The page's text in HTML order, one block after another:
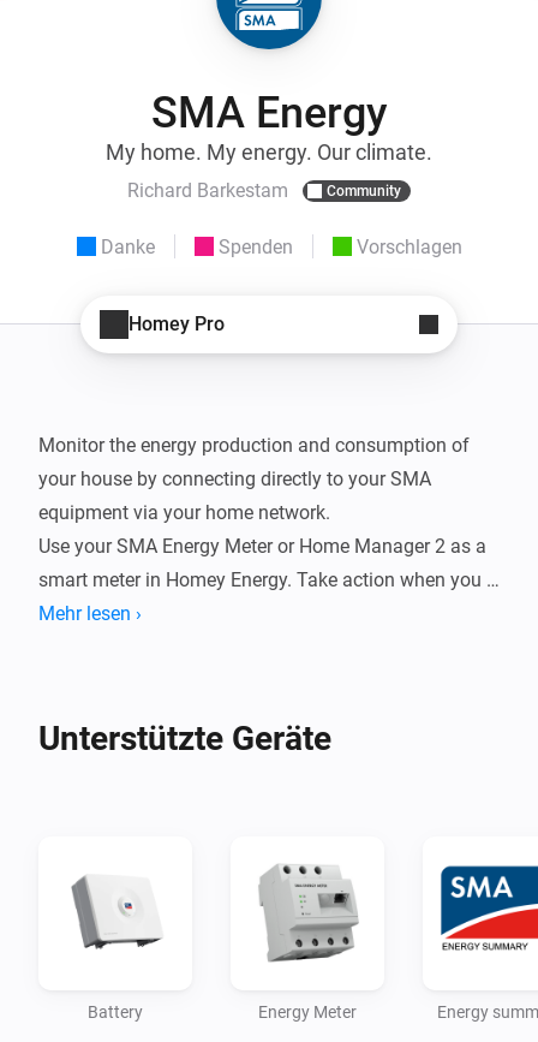
SMA Energy
My home. My energy. Our climate.
Richard Barkestam Community
Danke Spenden Vorschlagen
Homey Pro
Monitor the energy production and consumption of
your house by connecting directly to your SMA
equipment via your home network.
Use your SMA Energy Meter or Home Manager 2 as a
smart meter in Homey Energy. Take action when you
have a surplus (exporting energy). Report your energy
- Inverters
Ambition is to support all inverters manufactured by
SMA, including the new Smart Energy hybrid inverters.
Energy Meter
Mehr lesen ›
Unterstützte Geräte
Battery Energy Meter Energy